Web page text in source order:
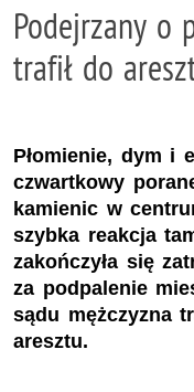
Podejrzany o
trafił do
Płomienie, dym i
czwartkowy
kamienic w
szybka reakcja
zakończyła się
za podpalenie
sądu mężczyzna
aresztu.